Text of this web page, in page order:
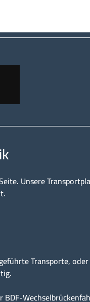
Unsere
Transporte,